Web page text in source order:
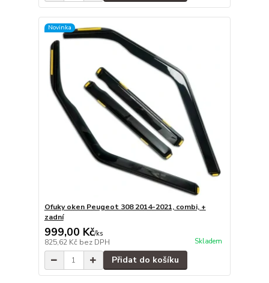
Novinka
Ofuky oken Peugeot 308 2014-2021, combi, +
zadní
999,00 Kč/ks
825,62 Kč bez DPH Skladem
Přidat do košíku